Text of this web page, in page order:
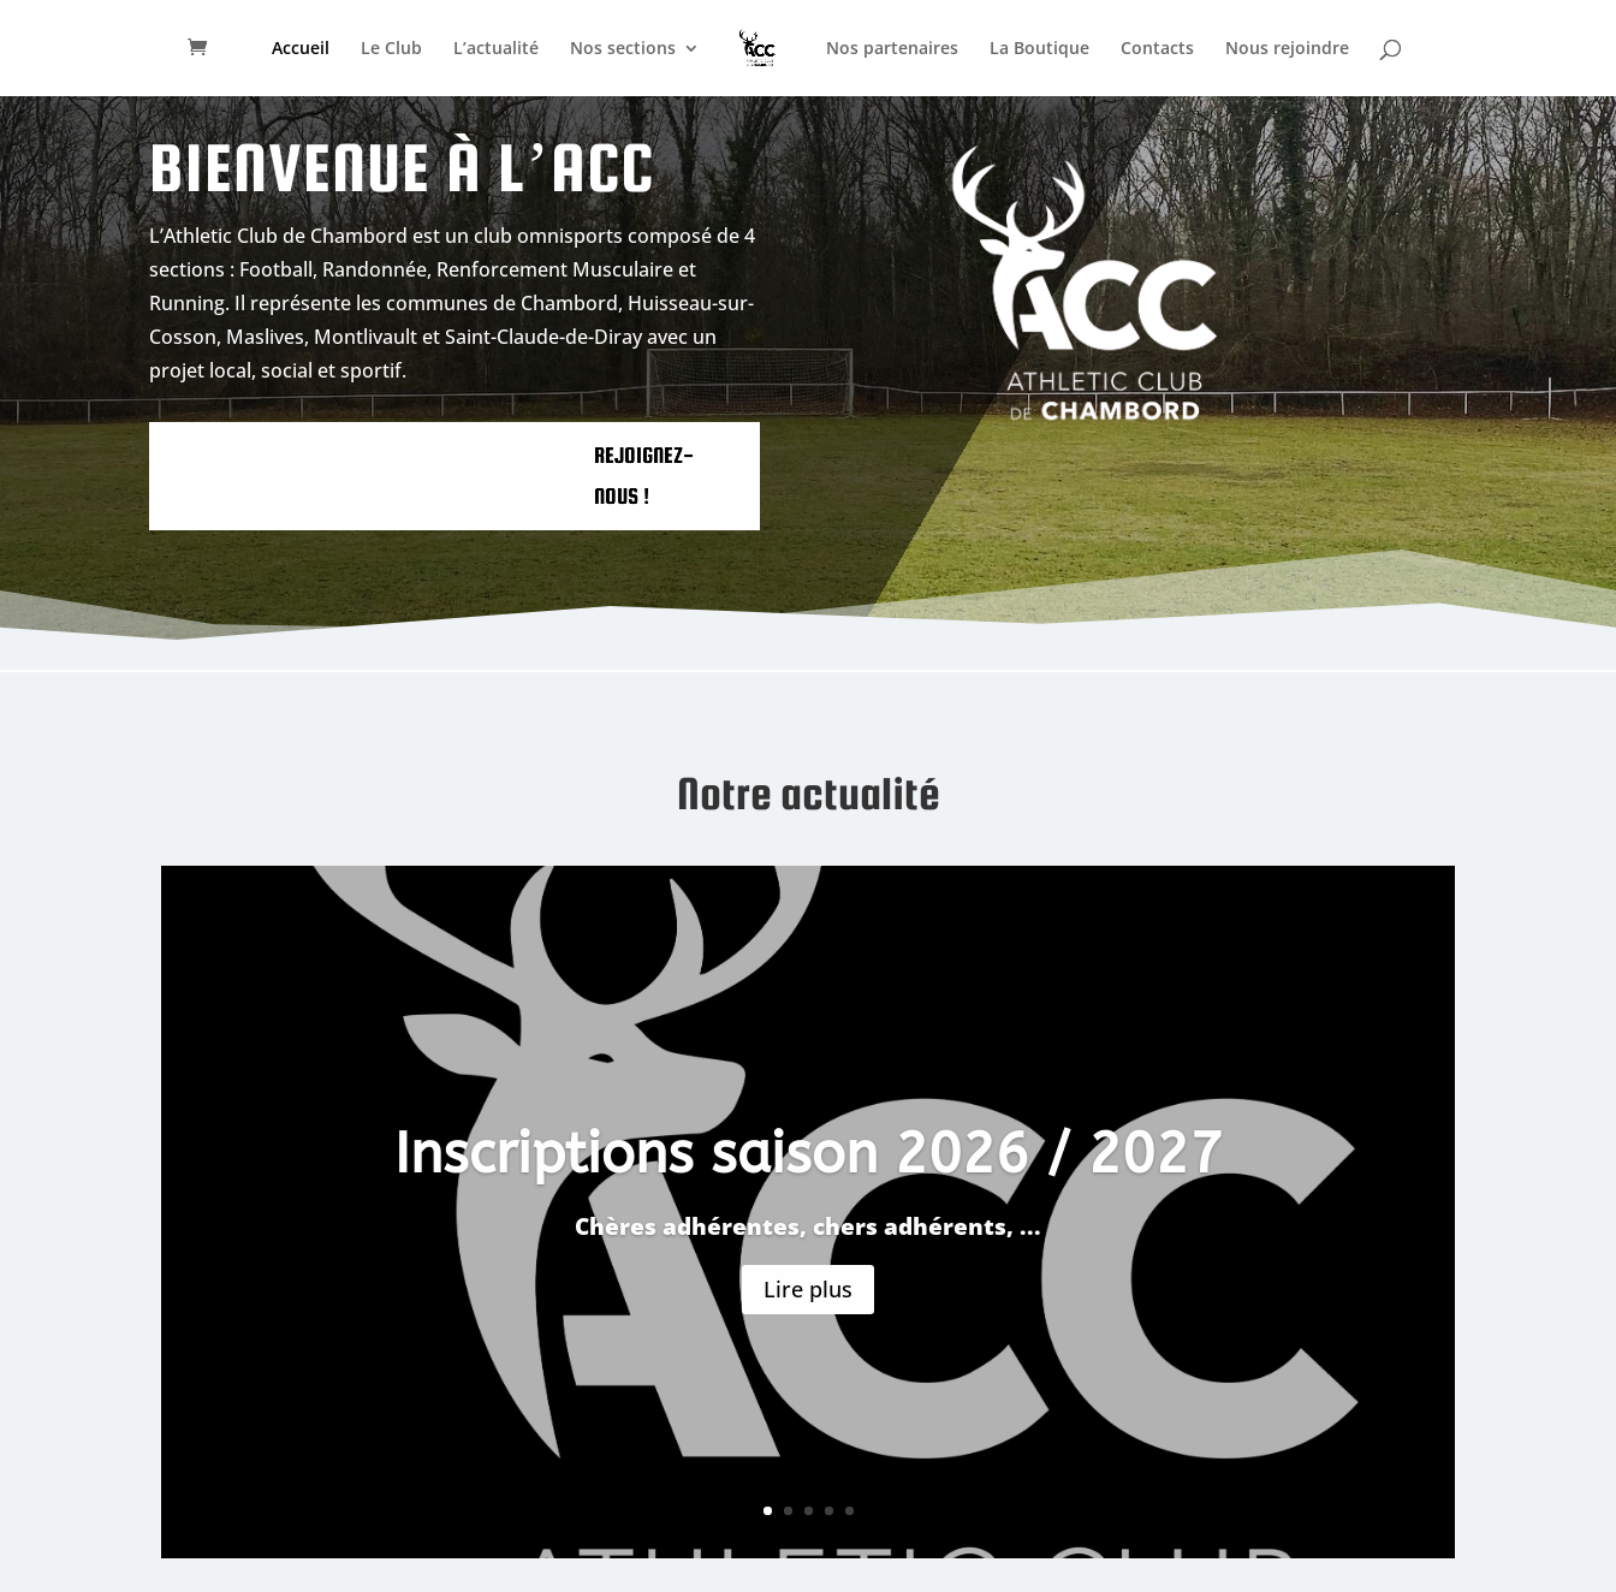
Accueil Le Club L’actualité Nos sections Nos partenaires La Boutique Contacts Nous rejoindre
BIENVENUE À L’ACC
L’Athletic Club de Chambord est un club omnisports composé de 4
sections : Football, Randonnée, Renforcement Musculaire et
Running. Il représente les communes de Chambord, Huisseau-sur-
Cosson, Maslives, Montlivault et Saint-Claude-de-Diray avec un
projet local, social et sportif.
REJOIGNEZ-
NOUS !
Notre actualité
Inscriptions saison 2026 / 2027
Chères adhérentes, chers adhérents, ...
Lire plus